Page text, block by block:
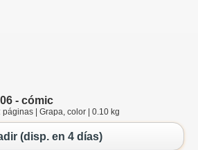
- cómic
| Grapa, color | 0.10 kg
(disp. en 4 días)